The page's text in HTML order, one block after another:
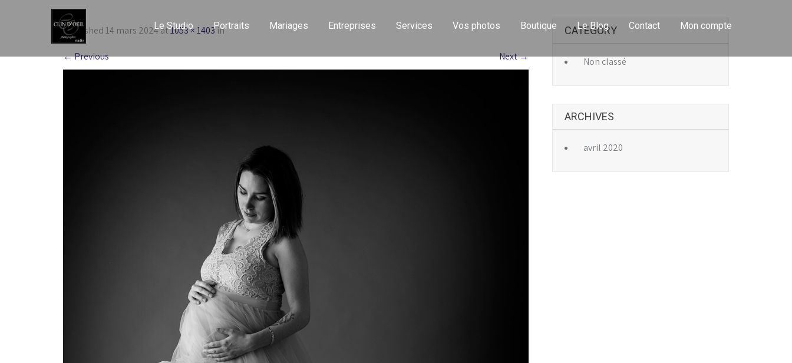
Le Studio Portraits Mariages Entreprises Services Vos photos Boutique Le Blog Contact Mon compte
Published14 mars 2024at1053 × 1403in
←Previous Next→
CATEGORY
Non classé
ARCHIVES
avril 2020